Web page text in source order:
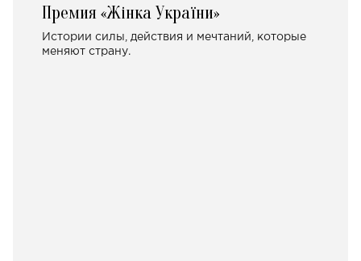
Премия «Жінка України»
Истории силы, действия и мечтаний, которые
меняют страну.